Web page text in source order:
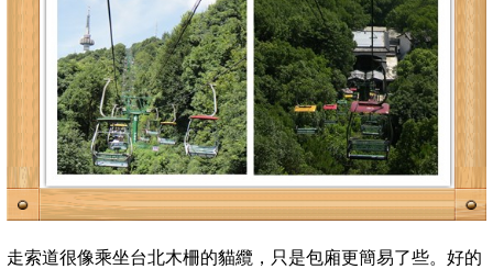
走索道很像乘坐台北木柵的貓纜，只是包廂更簡易了些。好的